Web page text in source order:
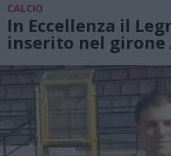
CALCIO
In Eccellenza il
inserito nel girone